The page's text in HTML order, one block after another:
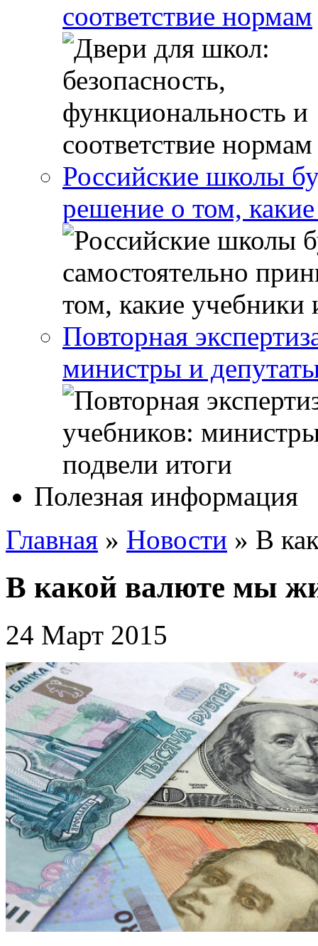
соответствие нормам
Российские школы
решение о том,
Повторная
министры и
Полезная информация
Главная » Новости » В
В какой валюте мы
24 Март 2015